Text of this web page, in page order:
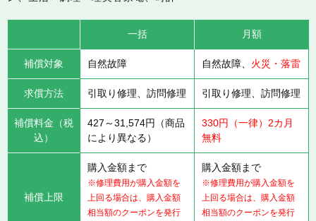
一括 月額
補償対象 自然故障 自然故障、 火災・落雷
求償方法 引取り修理、訪問修理 引取り修理、訪問修理
補償料金（税
込）
427～31,574円（商品
により異なる）
330円（一律）2カ月
無料
補償上限
購入金額まで
※修理費用が購入金額を
上回る場合は、購入金額
相当額のクーポンを発行
購入金額まで
※修理費用が購入金額を
上回る場合は、購入金額
相当額のクーポンを発行